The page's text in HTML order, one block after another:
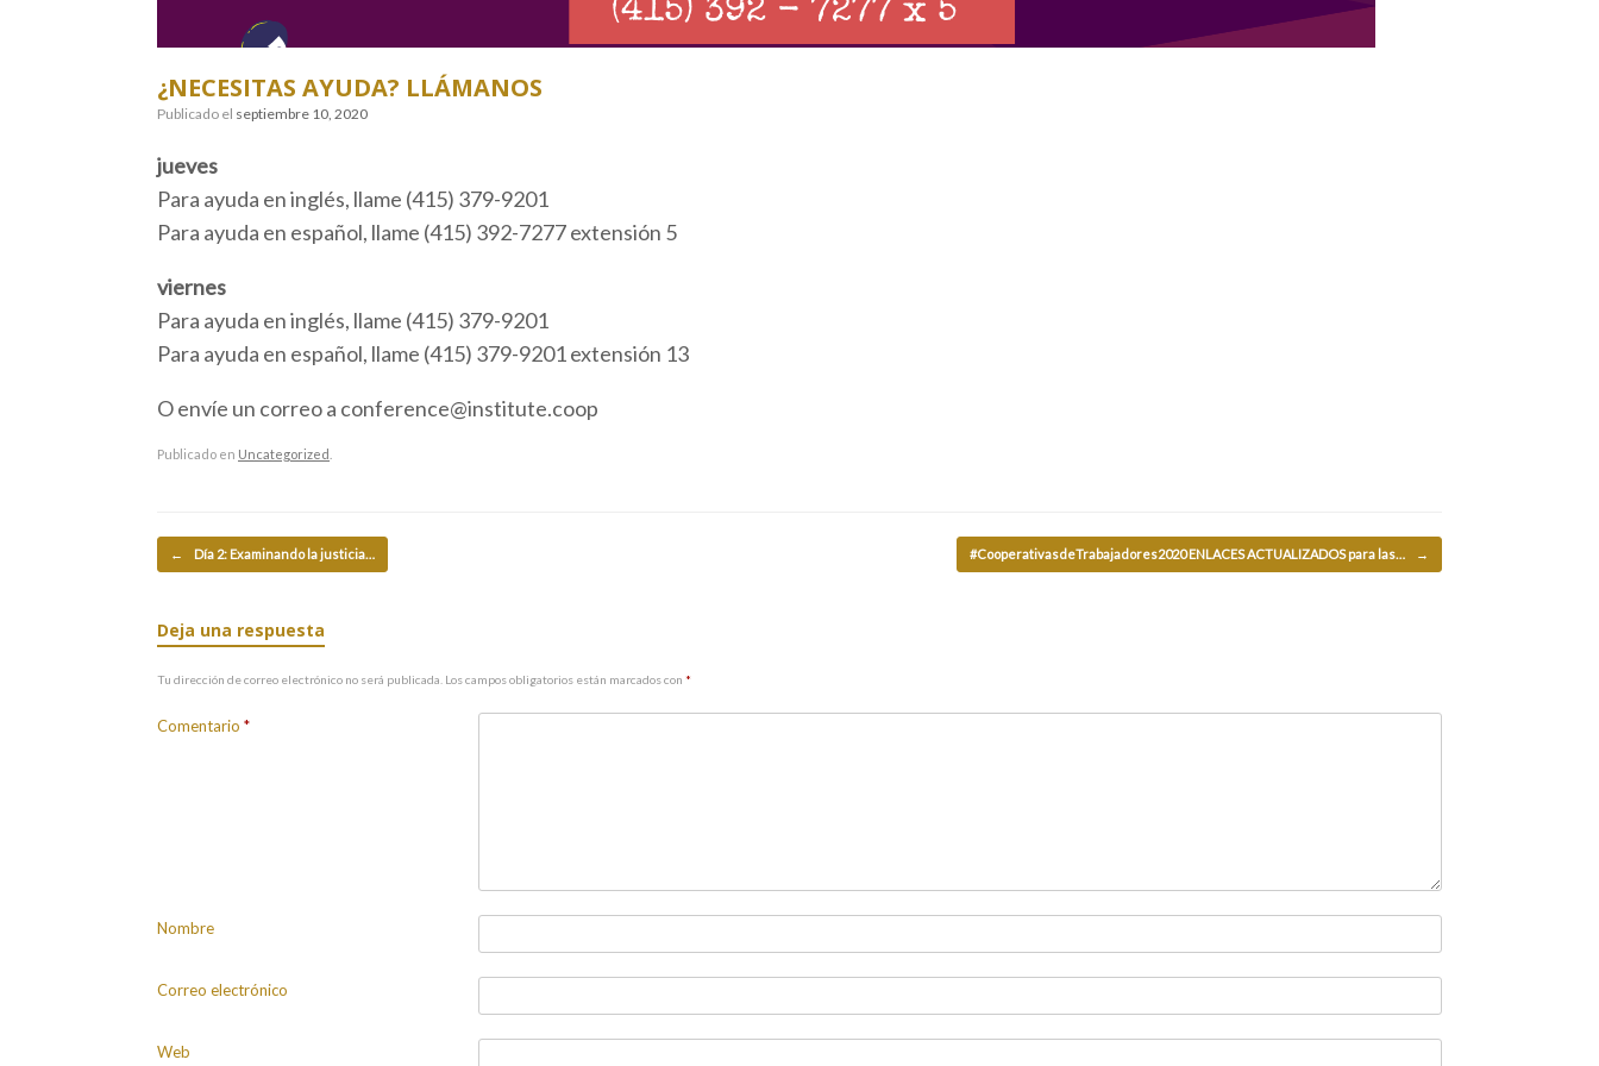
¿NECESITAS AYUDA? LLÁMANOS
Publicado el septiembre 10, 2020
jueves
Para ayuda en inglés, llame (415) 379-9201
Para ayuda en español, llame (415) 392-7277 extensión 5
viernes
Para ayuda en inglés, llame (415) 379-9201
Para ayuda en español, llame (415) 379-9201 extensión 13
O envíe un correo a conference@institute.coop
Publicado en Uncategorized
Navegador de artículos
← Día 2: Examinando la justicia… #CooperativasdeTrabajadores2020 ENLACES ACTUALIZADOS para las… →
Deja una respuesta
Tu dirección de correo electrónico no será publicada. Los campos obligatorios están marcados con *
Comentario *
Nombre
Correo electrónico
Web